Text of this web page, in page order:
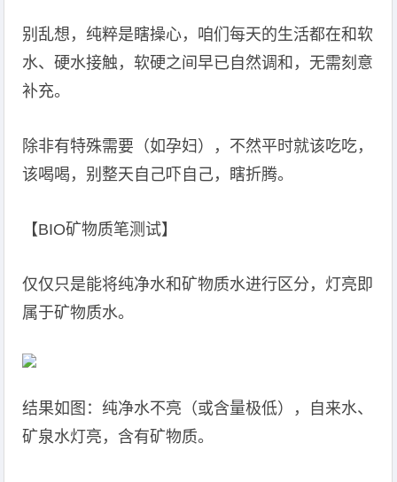
别乱想，纯粹是瞎操心，咱们每天的生活都在和软
水、硬水接触，软硬之间早已自然调和，无需刻意
补充。
除非有特殊需要（如孕妇），不然平时就该吃吃，
该喝喝，别整天自己吓自己，瞎折腾。
【BIO矿物质笔测试】
仅仅只是能将纯净水和矿物质水进行区分，灯亮即
属于矿物质水。
结果如图：纯净水不亮（或含量极低），自来水、
矿泉水灯亮，含有矿物质。